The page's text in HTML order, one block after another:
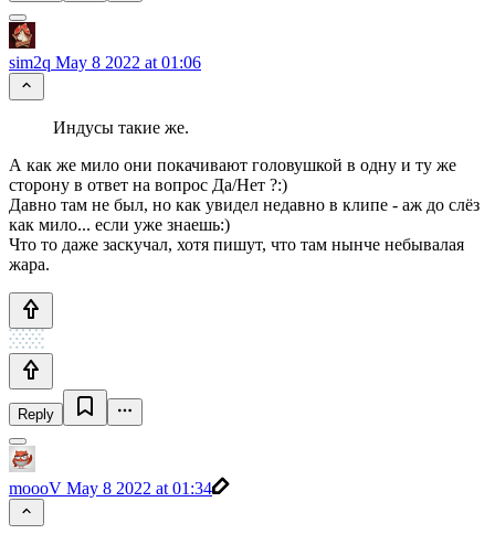
sim2q May 8 2022 at 01:06
Индусы такие же.
А как же мило они покачивают головушкой в одну и ту же
сторону в ответ на вопрос Да/Нет ?:)
Давно там не был, но как увидел недавно в клипе - аж до слёз
как мило... если уже знаешь:)
Что то даже заскучал, хотя пишут, что там нынче небывалая
жара.
Reply
moooV May 8 2022 at 01:34